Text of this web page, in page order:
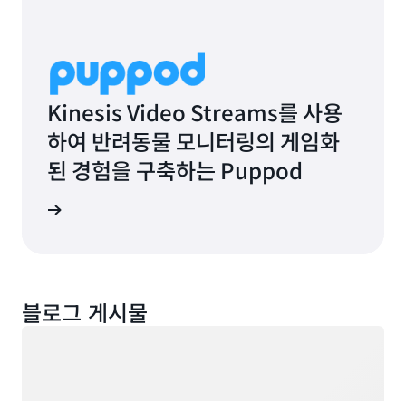
Kinesis Video Streams를 사용
하여 반려동물 모니터링의 게임화
된 경험을 구축하는 Puppod
블로그 게시물